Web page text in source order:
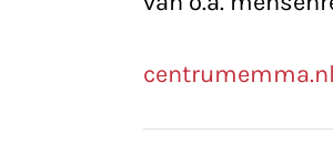
centrumemma.nl